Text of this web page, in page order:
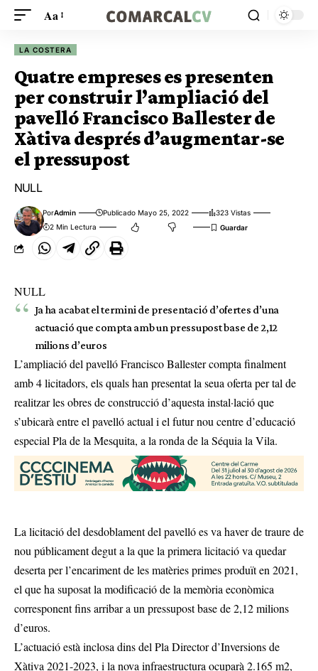
Aa
LA COSTERA
Quatre empreses es presenten
per construir l’ampliació del
pavelló Francisco Ballester de
Xàtiva després d’augmentar-se
el pressupost
NULL
PorAdmin Publicado Mayo 25, 2022
323 Vistas
2 Min Lectura
NULL
Ja ha acabat el termini de presentació d’ofertes d’una
actuació que compta amb un pressupost base de 2,12
milions d’euros
L’ampliació del pavelló Francisco Ballester compta finalment
amb 4 licitadors, els quals han presentat la seua oferta per tal de
realitzar les obres de construcció d’aquesta instal·lació que
s’ubicarà entre el pavelló actual i el futur nou centre d’educació
especial Pla de la Mesquita, a la ronda de la Séquia la Vila.
La licitació del desdoblament del pavelló es va haver de traure de
nou públicament degut a la que la primera licitació va quedar
deserta per l’encariment de les matèries primes produït en 2021,
el que ha suposat la modificació de la memòria econòmica
corresponent fins arribar a un pressupost base de 2,12 milions
d’euros.
L’actuació està inclosa dins del Pla Director d’Inversions de
Xàtiva 2021-2023, i la nova infraestructura ocuparà 2.165 m2,